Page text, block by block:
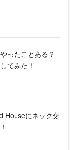
ったことある？
てみた！
Houseにネック交